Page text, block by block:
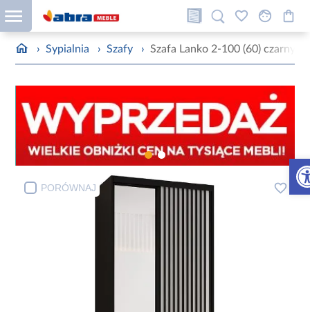
› Sypialnia › Szafy › Szafa Lanko 2-100 (60) czarny/
PORÓWNAJ